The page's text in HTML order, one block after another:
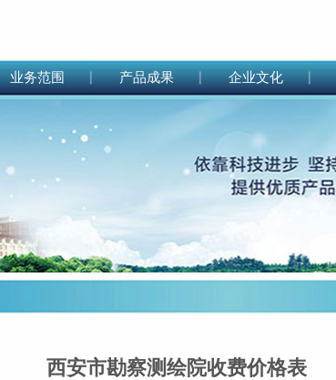
业务范围 产品成果 企业文化
西安市勘察测绘院收费价格表